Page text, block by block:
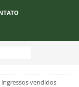
vendidos